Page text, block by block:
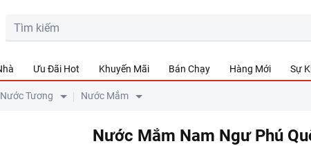
Ưu Đãi Hot Khuyến Mãi Bán Chạy Hàng Mới Sự
Tương Nước Mắm
Nước Mắm Nam Ngư Phú